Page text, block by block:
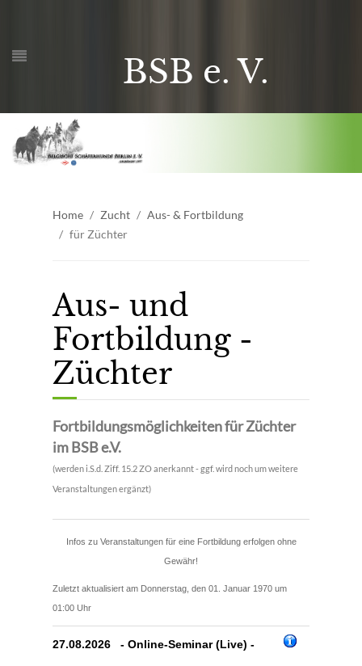
BSB e. V.
Home Zucht
Aus- & Fortbildung
für Züchter
Aus- und
Fortbildung -
Züchter
Fortbildungsmöglichkeiten für Züchter
im BSB e.V.
(werden i.S.d. Ziff. 15.2 ZO anerkannt - ggf. wird noch um weitere
Veranstaltungen ergänzt)